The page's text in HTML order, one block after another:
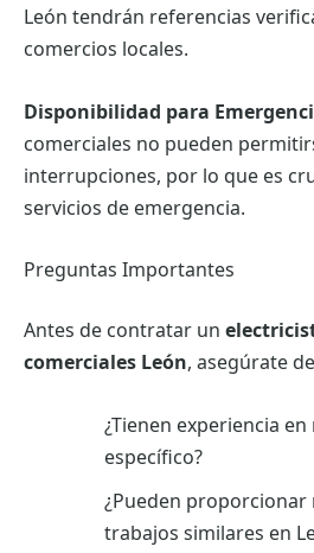
León tendrán referencias
comercios locales.
Disponibilidad para
comerciales no pueden
interrupciones, por lo que es
servicios de emergencia.
Preguntas Importantes
Antes de contratar un
comerciales León, asegúrate
¿Tienen experiencia
específico?
¿Pueden proporcionar
trabajos similares en